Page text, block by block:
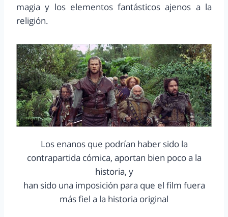
magia y los elementos fantásticos ajenos a la
religión.
Los enanos que podrían haber sido la
contrapartida cómica, aportan bien poco a la
historia, y
han sido una imposición para que el film fuera
más fiel a la historia original